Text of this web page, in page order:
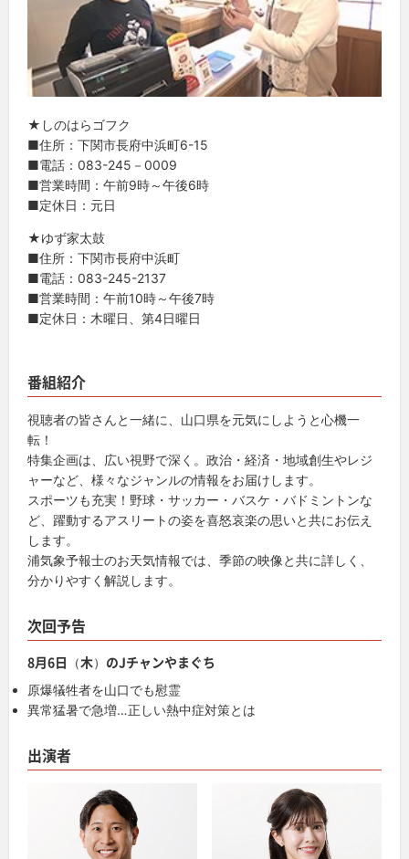
★しのはらゴフク
■住所：下関市長府中浜町6-15
■電話：083-245－0009
■営業時間：午前9時～午後6時
■定休日：元日
★ゆず家太鼓
■住所：下関市長府中浜町
■電話：083-245-2137
■営業時間：午前10時～午後7時
■定休日：木曜日、第4日曜日
番組紹介
視聴者の皆さんと一緒に、山口県を元気にしようと心機一
転！
特集企画は、広い視野で深く。政治・経済・地域創生やレジ
ャーなど、様々なジャンルの情報をお届けします。
スポーツも充実！野球・サッカー・バスケ・バドミントンな
ど、躍動するアスリートの姿を喜怒哀楽の思いと共にお伝え
します。
浦気象予報士のお天気情報では、季節の映像と共に詳しく、
分かりやすく解説します。
次回予告
8月6日（木）のJチャンやまぐち
原爆犠牲者を山口でも慰霊
異常猛暑で急増…正しい熱中症対策とは
出演者